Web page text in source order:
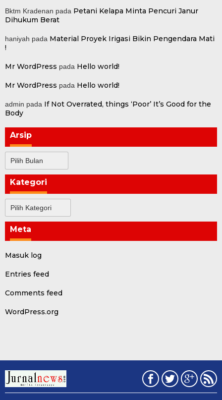
Bktm Kradenan pada Petani Kelapa Minta Pencuri Janur
Dihukum Berat
haniyah pada Material Proyek Irigasi Bikin Pengendara Mati
!
Mr WordPress pada Hello world!
Mr WordPress pada Hello world!
admin pada If Not Overrated, things ‘Poor’ It’s Good for the
Body
Arsip
Kategori
Meta
Masuk log
Entries feed
Comments feed
WordPress.org